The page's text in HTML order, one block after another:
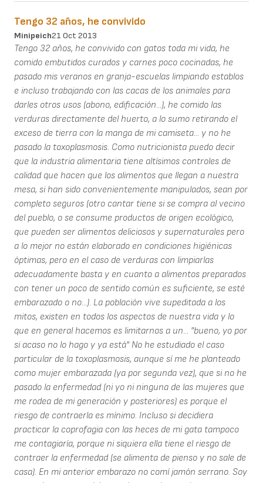
Tengo 32 años, he convivido
Minipeich21 Oct 2013
Tengo 32 años, he convivido con gatos toda mi vida, he
comido embutidos curados y carnes poco cocinadas, he
pasado mis veranos en granja-escuelas limpiando establos
e incluso trabajando con las cacas de los animales para
darles otros usos (abono, edificación...), he comido las
verduras directamente del huerto, a lo sumo retirando el
exceso de tierra con la manga de mi camiseta... y no he
pasado la toxoplasmosis. Como nutricionista puedo decir
que la industria alimentaria tiene altísimos controles de
calidad que hacen que los alimentos que llegan a nuestra
mesa, si han sido convenientemente manipulados, sean por
completo seguros (otro cantar tiene si se compra al vecino
del pueblo, o se consume productos de origen ecológico,
que pueden ser alimentos deliciosos y supernaturales pero
a lo mejor no están elaborado en condiciones higiénicas
óptimas, pero en el caso de verduras con limpiarlas
adecuadamente basta y en cuanto a alimentos preparados
con tener un poco de sentido común es suficiente, se esté
embarazado o no...). La población vive supeditada a los
mitos, existen en todos los aspectos de nuestra vida y lo
que en general hacemos es limitarnos a un... "bueno, yo por
si acaso no lo hago y ya está" No he estudiado el caso
particular de la toxoplasmosis, aunque sí me he planteado
como mujer embarazada (ya por segunda vez), que si no he
pasado la enfermedad (ni yo ni ninguna de las mujeres que
me rodea de mi generación y posteriores) es porque el
riesgo de contraerla es mínimo. Incluso si decidiera
practicar la coprofagia con las heces de mi gata tampoco
me contagiaría, porque ni siquiera ella tiene el riesgo de
contraer la enfermedad (se alimenta de pienso y no sale de
casa). En mi anterior embarazo no comí jamón serrano. Soy